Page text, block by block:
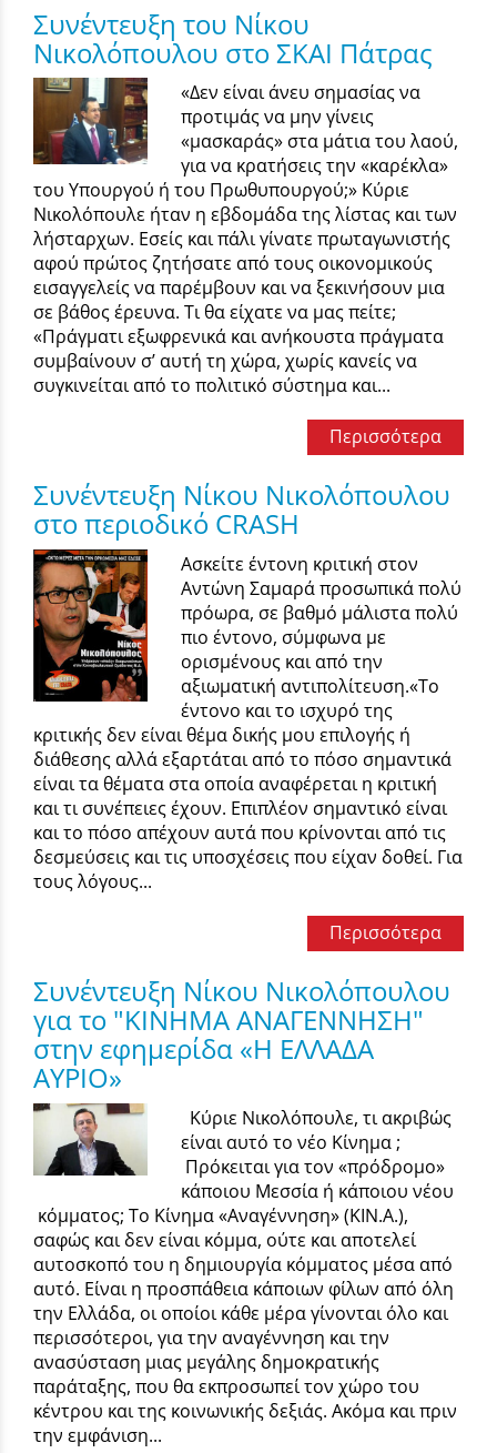
Συνέντευξη του Νίκου
Νικολόπουλου στο ΣΚΑΙ Πάτρας
«Δεν είναι άνευ σημασίας να
προτιμάς να μην γίνεις
«μασκαράς» στα μάτια του λαού,
για να κρατήσεις την «καρέκλα»
του Υπουργού ή του Πρωθυπουργού;» Κύριε
Νικολόπουλε ήταν η εβδομάδα της λίστας και των
λήσταρχων. Εσείς και πάλι γίνατε πρωταγωνιστής
αφού πρώτος ζητήσατε από τους οικονομικούς
εισαγγελείς να παρέμβουν και να ξεκινήσουν μια
σε βάθος έρευνα. Τι θα είχατε να μας πείτε;
«Πράγματι εξωφρενικά και ανήκουστα πράγματα
συμβαίνουν σ’ αυτή τη χώρα, χωρίς κανείς να
συγκινείται από το πολιτικό σύστημα και...
Περισσότερα
Συνέντευξη Νίκου Νικολόπουλου
στο περιοδικό CRASH
Ασκείτε έντονη κριτική στον
Αντώνη Σαμαρά προσωπικά πολύ
πρόωρα, σε βαθμό μάλιστα πολύ
πιο έντονο, σύμφωνα με
ορισμένους και από την
αξιωματική αντιπολίτευση.«Το
έντονο και το ισχυρό της
κριτικής δεν είναι θέμα δικής μου επιλογής ή
διάθεσης αλλά εξαρτάται από το πόσο σημαντικά
είναι τα θέματα στα οποία αναφέρεται η κριτική
και τι συνέπειες έχουν. Επιπλέον σημαντικό είναι
και το πόσο απέχουν αυτά που κρίνονται από τις
δεσμεύσεις και τις υποσχέσεις που είχαν δοθεί. Για
τους λόγους...
Περισσότερα
Συνέντευξη Νίκου Νικολόπουλου
για το "ΚΙΝΗΜΑ ΑΝΑΓΕΝΝΗΣΗ"
στην εφημερίδα «Η ΕΛΛΑΔΑ
ΑΥΡΙΟ»
Κύριε Νικολόπουλε, τι ακριβώς
είναι αυτό το νέο Κίνημα ;
Πρόκειται για τον «πρόδρομο»
κάποιου Μεσσία ή κάποιου νέου
κόμματος; Το Κίνημα «Αναγέννηση» (ΚΙΝ.Α.),
σαφώς και δεν είναι κόμμα, ούτε και αποτελεί
αυτοσκοπό του η δημιουργία κόμματος μέσα από
αυτό. Είναι η προσπάθεια κάποιων φίλων από όλη
την Ελλάδα, οι οποίοι κάθε μέρα γίνονται όλο και
περισσότεροι, για την αναγέννηση και την
ανασύσταση μιας μεγάλης δημοκρατικής
παράταξης, που θα εκπροσωπεί τον χώρο του
κέντρου και της κοινωνικής δεξιάς. Ακόμα και πριν
την εμφάνιση...